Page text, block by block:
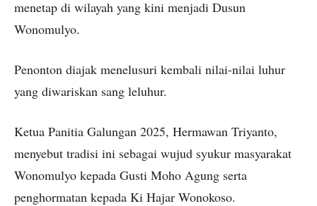
menetap di wilayah yang kini menjadi Dusun
Wonomulyo.
Penonton diajak menelusuri kembali nilai-nilai luhur
yang diwariskan sang leluhur.
Ketua Panitia Galungan 2025, Hermawan Triyanto,
menyebut tradisi ini sebagai wujud syukur masyarakat
Wonomulyo kepada Gusti Moho Agung serta
penghormatan kepada Ki Hajar Wonokoso.